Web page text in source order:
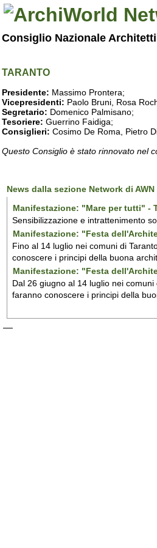
Consiglio Nazionale
TARANTO
Presidente: Massimo Prontera;
Vicepresidenti: Paolo Bruni, Rosa
Segretario: Domenico Palmisano;
Tesoriere: Guerrino Faidiga;
Consiglieri: Cosimo De Roma, Pietro
Questo Consiglio è stato rinnovato nel
News dalla sezione Network di AWN
Manifestazione: "Mare per tutti" -
Sensibilizzazione e intrattenimento
Manifestazione: "Festa
Fino al 14 luglio nei comuni di
conoscere i principi della buona
Manifestazione: "Festa
Dal 26 giugno al 14 luglio nei
faranno conoscere i principi della